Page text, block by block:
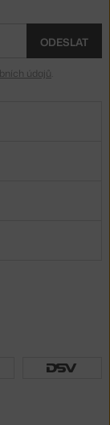
ODESLAT
údajů